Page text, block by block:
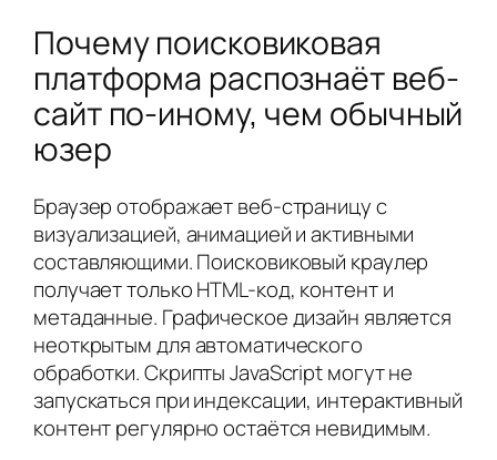
Почему поисковиковая
платформа распознаёт веб-
сайт по-иному, чем обычный
юзер
Браузер отображает веб-страницу с
визуализацией, анимацией и активными
составляющими. Поисковиковый краулер
получает только HTML-код, контент и
метаданные. Графическое дизайн является
неоткрытым для автоматического
обработки. Скрипты JavaScript могут не
запускаться при индексации, интерактивный
контент регулярно остаётся невидимым.